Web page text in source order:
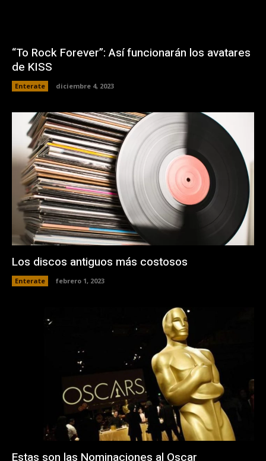
“To Rock Forever”: Así funcionarán los avatares
de KISS
Enterate diciembre 4, 2023
Los discos antiguos más costosos
Enterate febrero 1, 2023
Estas son las Nominaciones al Oscar